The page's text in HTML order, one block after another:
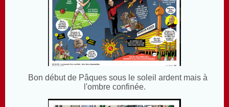
Bon début de Pâques sous le soleil ardent mais à
l'ombre confinée.